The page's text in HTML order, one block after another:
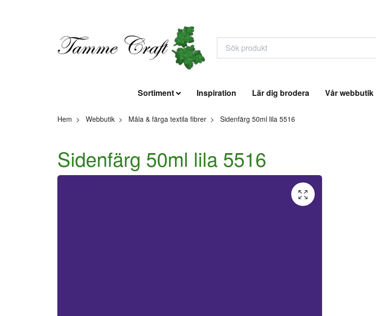
Sortiment Inspiration Lär dig brodera Vår webbutik
Hem Webbutik Måla & färga textila fibrer Sidenfärg 50ml lila 5516
Sidenfärg 50ml lila 5516